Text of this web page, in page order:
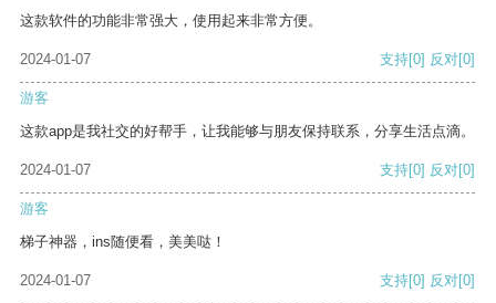
这款软件的功能非常强大，使用起来非常方便。
2024-01-07 支持[0] 反对[0]
游客
这款app是我社交的好帮手，让我能够与朋友保持联系，分享生活点滴。
2024-01-07 支持[0] 反对[0]
游客
梯子神器，ins随便看，美美哒！
2024-01-07 支持[0] 反对[0]